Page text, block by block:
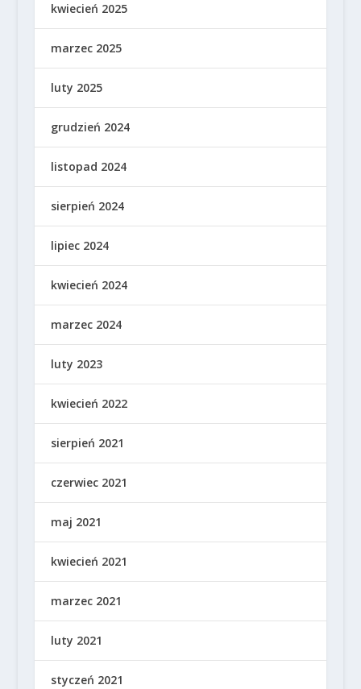
kwiecień 2025
marzec 2025
luty 2025
grudzień 2024
listopad 2024
sierpień 2024
lipiec 2024
kwiecień 2024
marzec 2024
luty 2023
kwiecień 2022
sierpień 2021
czerwiec 2021
maj 2021
kwiecień 2021
marzec 2021
luty 2021
styczeń 2021